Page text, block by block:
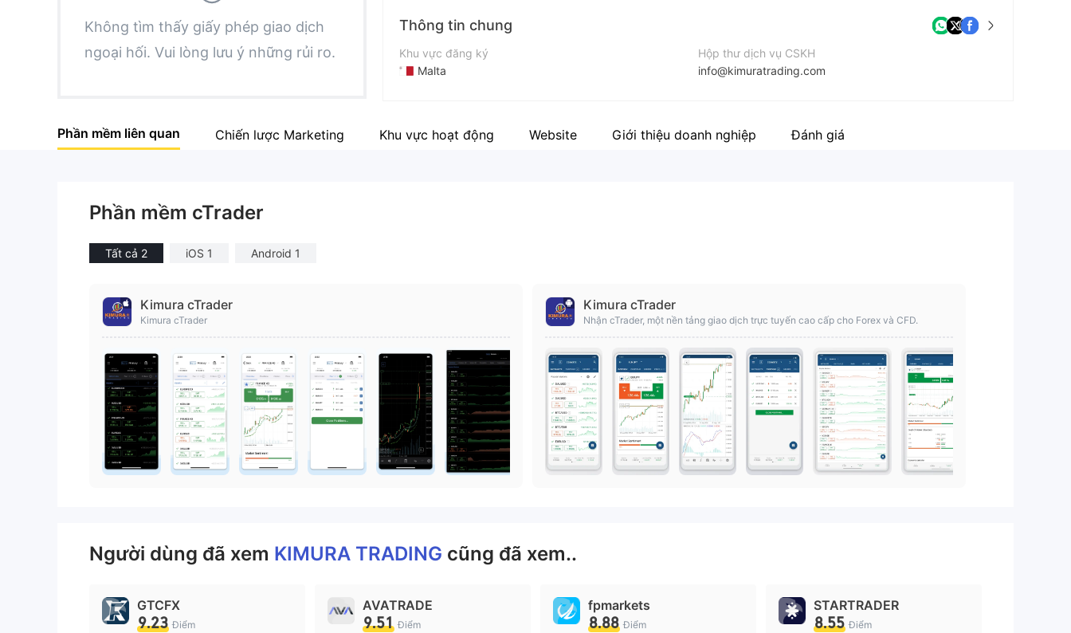
6
7
8
9
6
7
8
9
5
6
8
9
Không tìm thấy giấy phép giao dịch
ngoại hối. Vui lòng lưu ý những rủi ro.
Thông tin chung
Khu vực đăng ký
Malta
Tên công ty
Hộp thư dịch vụ CSKH
info@kimuratrading.com
Trang web của công ty
Phần mềm liên quan Chiến lược Marketing Khu vực hoạt động Website Giới thiệu doanh nghiệp Đánh giá
Phần mềm cTrader
Tất cả 2 iOS 1 Android 1
Kimura cTrader
Kimura cTrader
Kimura cTrader
Nhận cTrader, một nền tảng giao dịch trực tuyến cao cấp cho Forex và CFD.
Người dùng đã xem KIMURA TRADING cũng đã xem..
GTCFX
9.23 Điểm
AVATRADE
9.51 Điểm
fpmarkets
8.88 Điểm
STARTRADER
8.55 Điểm